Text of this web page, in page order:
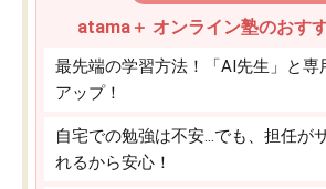
atama＋ オンライン塾のおす
最先端の学習方法！「AI先生」と専
アップ！
自宅での勉強は不安…でも、担任が
れるから安心！